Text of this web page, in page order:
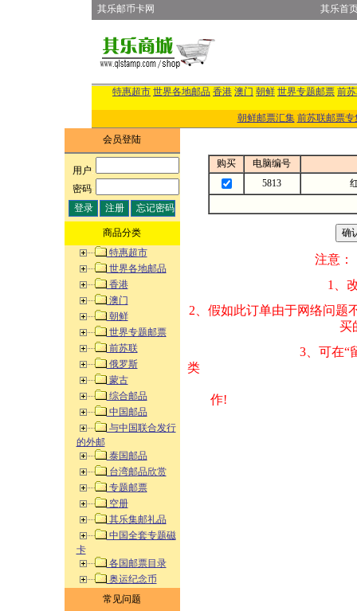
其乐邮币卡网 其乐首
特惠超市 世界各地邮品 香港 澳门 朝鲜 世界专题邮票 前
朝鲜邮票汇集 前苏联邮票专
会员登陆
用户:
密码:
商品分类
特惠超市
世界各地邮品
香港
澳门
朝鲜
世界专题邮票
前苏联
俄罗斯
蒙古
综合邮品
中国邮品
与中国联合发行
的外邮
泰国邮品
台湾邮品欣赏
专题邮票
空册
其乐集邮礼品
中国全套专题磁
卡
各国邮票目录
奥运纪念币
常见问题
购买
电脑编号
5813
注意：
1、改变商品数量
2、假如此订单由
买的邮品的“
3、可在“
类 方式告之
作!